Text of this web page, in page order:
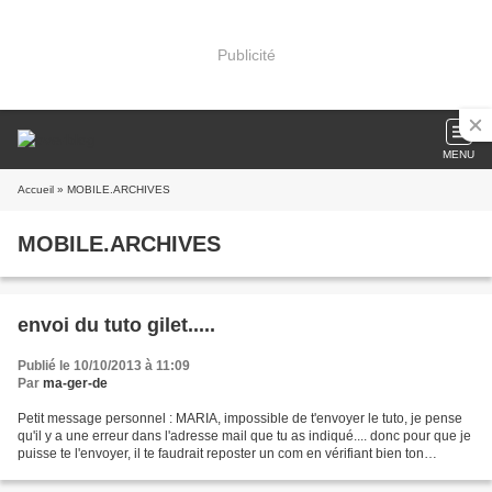
Publicité
MENU
Accueil » MOBILE.ARCHIVES
MOBILE.ARCHIVES
envoi du tuto gilet.....
Publié le 10/10/2013 à 11:09
Par ma-ger-de
Petit message personnel : MARIA, impossible de t'envoyer le tuto, je pense
qu'il y a une erreur dans l'adresse mail que tu as indiqué.... donc pour que je
puisse te l'envoyer, il te faudrait reposter un com en vérifiant bien ton